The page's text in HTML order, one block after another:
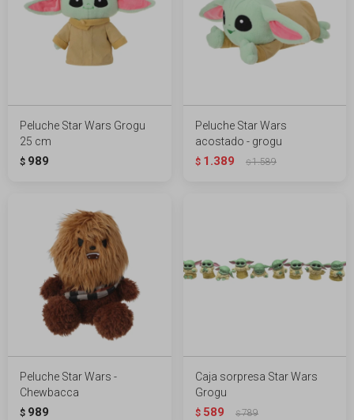
Peluche Star Wars Grogu
25 cm
$ 989
Peluche Star Wars
acostado - grogu
$ 1.389 $1.589
Peluche Star Wars -
Chewbacca
$ 989
Caja sorpresa Star Wars
Grogu
$ 589 $789